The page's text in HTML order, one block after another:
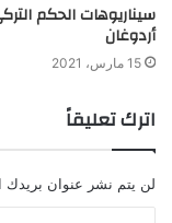
سيناريوهات الحكم
أردوغان
15 مارس، 2021
اترك تعليقاً
لن يتم نشر عنوان بريدك